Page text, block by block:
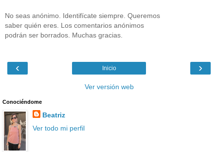
No seas anónimo. Identifícate siempre. Queremos
saber quién eres. Los comentarios anónimos
podrán ser borrados. Muchas gracias.
‹ ›
Inicio
Ver versión web
Conociéndome
Beatriz
Ver todo mi perfil